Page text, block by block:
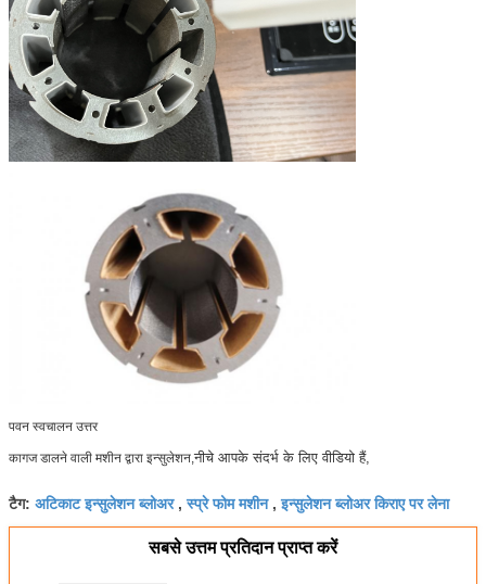
पवन स्वचालन उत्तर
कागज डालने वाली मशीन द्वारा इन्सुलेशन,नीचे आपके संदर्भ के लिए वीडियो हैं,
टैग: अटिकाट इन्सुलेशन ब्लोअर,स्प्रे फोम मशीन,इन्सुलेशन ब्लोअर किराए पर लेना
सबसे उत्तम प्रतिदान प्राप्त करें